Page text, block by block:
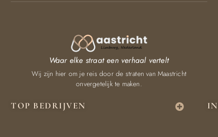
TOP BEDRIJVEN
Waar elke straat een verhaal vertelt
Wij zijn hier om je reis door de straten van Maastricht
onvergetelijk te maken.